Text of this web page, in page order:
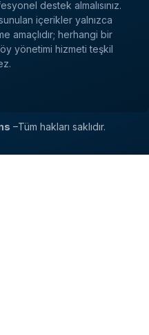
destek almalısınız.
içerikler yalnızca
amaçlıdır; herhangi bir
yönetimi hizmeti teşkil
–Tüm hakları saklıdır.